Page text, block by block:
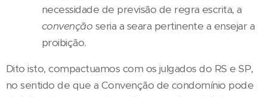
necessidade de previsão de regra escrita, a
convenção seria a seara pertinente a ensejar a
proibição.
Dito isto, compactuamos com os julgados do RS e SP,
no sentido de que a Convenção de condomínio pode